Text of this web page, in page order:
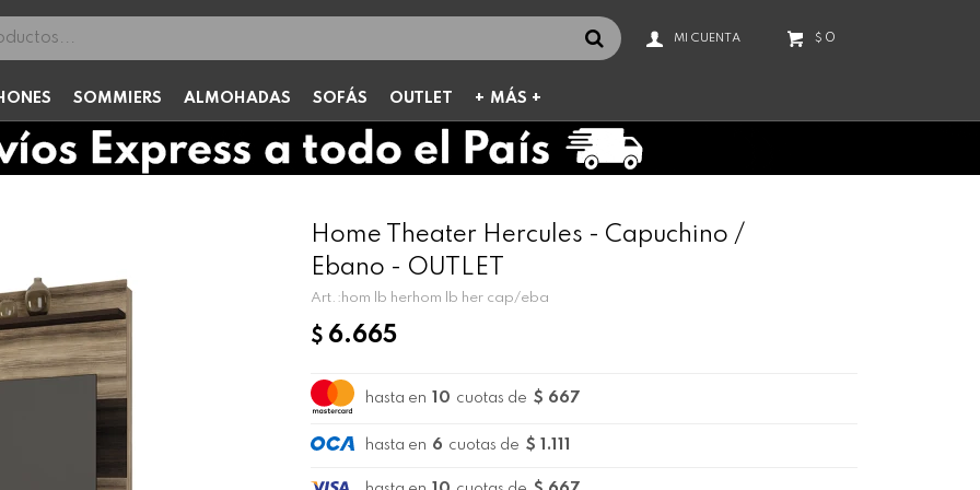
SOMMIERS ALMOHADAS SOFÁS OUTLET MÁS +
$ 0
Home Theater Hercules - Capuchino /
Ebano - OUTLET
hom lb herhom lb her cap/eba
$ 6.665
hasta en 10 cuotas de $ 667
hasta en 6 cuotas de $ 1.111